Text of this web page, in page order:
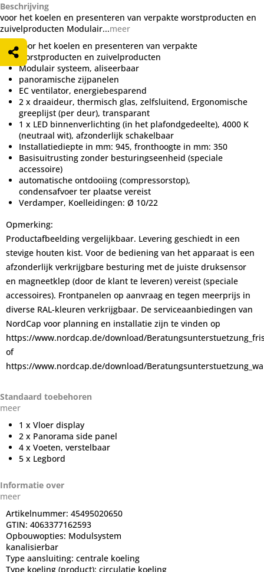
Beschrijving
voor het koelen en presenteren van verpakte worstproducten en
zuivelproducten Modulair...meer
voor het koelen en presenteren van verpakte
worstproducten en zuivelproducten
Modulair systeem, aliseerbaar
panoramische zijpanelen
EC ventilator, energiebesparend
2 x draaideur, thermisch glas, zelfsluitend, Ergonomische
greeplijst (per deur), transparant
1 x LED binnenverlichting (in het plafondgedeelte), 4000 K
(neutraal wit), afzonderlijk schakelbaar
Installatiediepte in mm: 945, fronthoogte in mm: 350
Basisuitrusting zonder besturingseenheid (speciale
accessoire)
automatische ontdooiing (compressorstop),
condensafvoer ter plaatse vereist
Verdamper, Koelleidingen: Ø 10/22
Opmerking:
Productafbeelding vergelijkbaar. Levering geschiedt in een
stevige houten kist. Voor de bediening van het apparaat is een
afzonderlijk verkrijgbare besturing met de juiste druksensor
en magneetklep (door de klant te leveren) vereist (speciale
accessoires). Frontpanelen op aanvraag en tegen meerprijs in
diverse RAL-kleuren verkrijgbaar. De serviceaanbiedingen van
NordCap voor planning en installatie zijn te vinden op
https://www.nordcap.de/download/
of
https://www.nordcap.de/download/
Standaard toebehoren
meer
1 x Vloer display
2 x Panorama side panel
4 x Voeten, verstelbaar
5 x Legbord
Informatie over
meer
Artikelnummer: 45495020650
GTIN: 4063377162593
Opbouwopties: Modulsystem
kanalisierbar
Type aansluiting: centrale koeling
Type koeling (product): circulatie koeling